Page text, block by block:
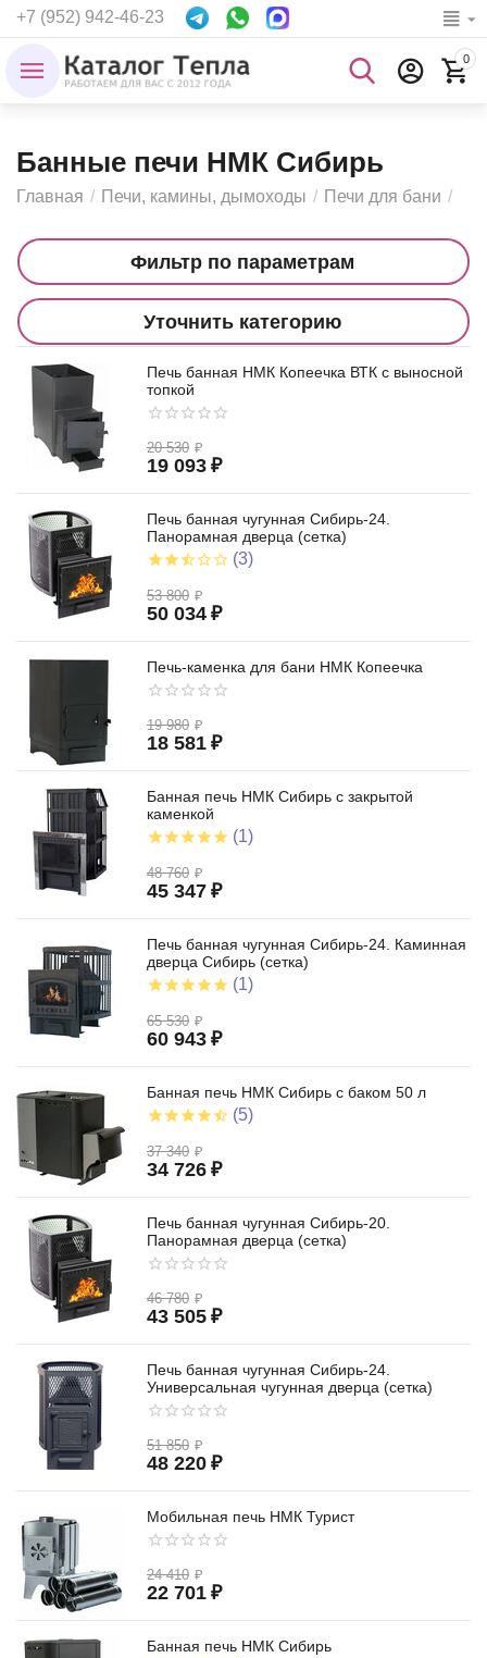
+7 (952) 942-46-23
0
Банные печи НМК Сибирь
Главная / Печи, камины, дымоходы / Печи для бани /
Фильтр по параметрам
Уточнить категорию
Печь банная НМК Копеечка ВТК с выносной
топкой
20 530 ₽
19 093 ₽
Печь банная чугунная Сибирь-24.
Панорамная дверца (сетка)
(3)
53 800 ₽
50 034 ₽
Печь-каменка для бани НМК Копеечка
19 980 ₽
18 581 ₽
Банная печь НМК Сибирь с закрытой
каменкой
(1)
48 760 ₽
45 347 ₽
Печь банная чугунная Сибирь-24. Каминная
дверца Сибирь (сетка)
(1)
65 530 ₽
60 943 ₽
Банная печь НМК Сибирь с баком 50 л
(5)
37 340 ₽
34 726 ₽
Печь банная чугунная Сибирь-20.
Панорамная дверца (сетка)
46 780 ₽
43 505 ₽
Печь банная чугунная Сибирь-24.
Универсальная чугунная дверца (сетка)
51 850 ₽
48 220 ₽
Мобильная печь НМК Турист
24 410 ₽
22 701 ₽
Банная печь НМК Сибирь